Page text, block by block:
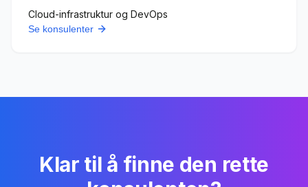
Cloud-infrastruktur og DevOps
Se konsulenter
Klar til å finne den rette